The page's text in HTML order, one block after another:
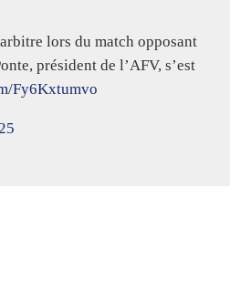
lors du match opposant
président de l’AFV, s’est
Fy6Kxtumvo